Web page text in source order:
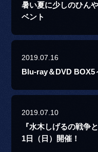
暑い夏に少しのひん
ベント
2019.07.16
Blu-ray＆DVD BOX5
2019.07.10
『水木しげるの戦争
1日（日）開催！